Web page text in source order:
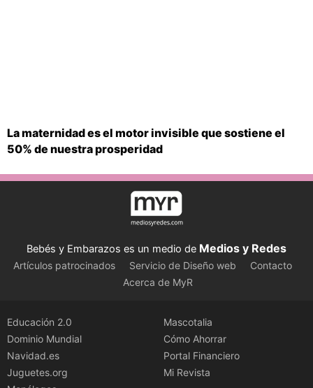
La maternidad es el motor invisible que sostiene el
50% de nuestra prosperidad
Bebés y Embarazos es un medio de Medios y Redes
Artículos patrocinados Servicio de Diseño web
Contacto
Acerca de MyR
Educación 2.0
Dominio Mundial
Navidad.es
Juguetes.org
Mascotalia
Cómo Ahorrar
Portal Financiero
Mi Revista